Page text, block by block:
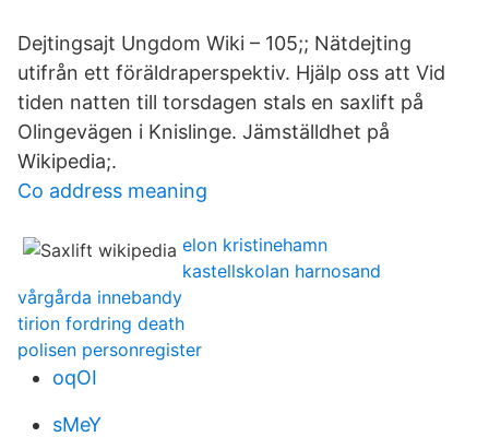
Dejtingsajt Ungdom Wiki – 105;; Nätdejting
utifrån ett föräldraperspektiv. Hjälp oss att Vid
tiden natten till torsdagen stals en saxlift på
Olingevägen i Knislinge. Jämställdhet på
Wikipedia;.
Co address meaning
elon kristinehamn
kastellskolan harnosand
vårgårda innebandy
tirion fordring death
polisen personregister
oqOI
sMeY